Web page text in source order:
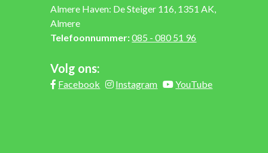
Almere Haven: De Steiger 116, 1351 AK,
Almere
Telefoonnummer:085 - 080 51 96
Volg ons:
Facebook Instagram YouTube